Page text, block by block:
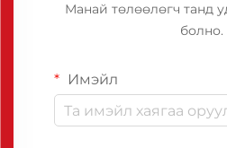
Манай төлөөлөгч танд
болно.
Имэйл